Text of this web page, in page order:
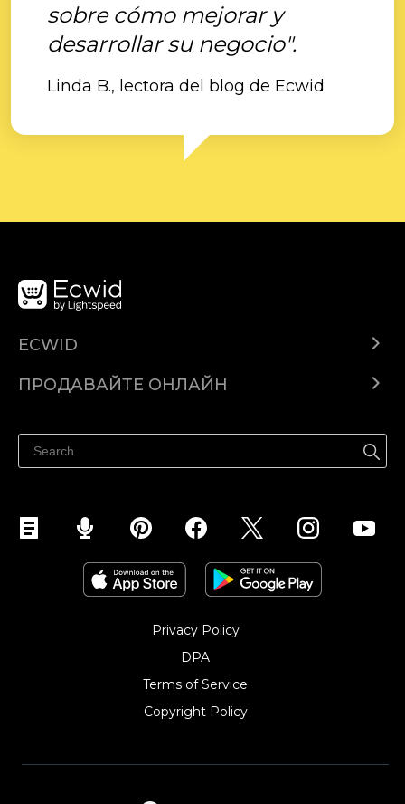
sobre cómo mejorar y
desarrollar su negocio".
Linda B., lectora del blog de Ecwid
ECWID
Помощен център
ПРОДАВАЙТЕ ОНЛАЙН
Продавайте във Facebook
Продавайте в Instagram
Privacy Policy
DPA
Terms of Service
Copyright Policy‎